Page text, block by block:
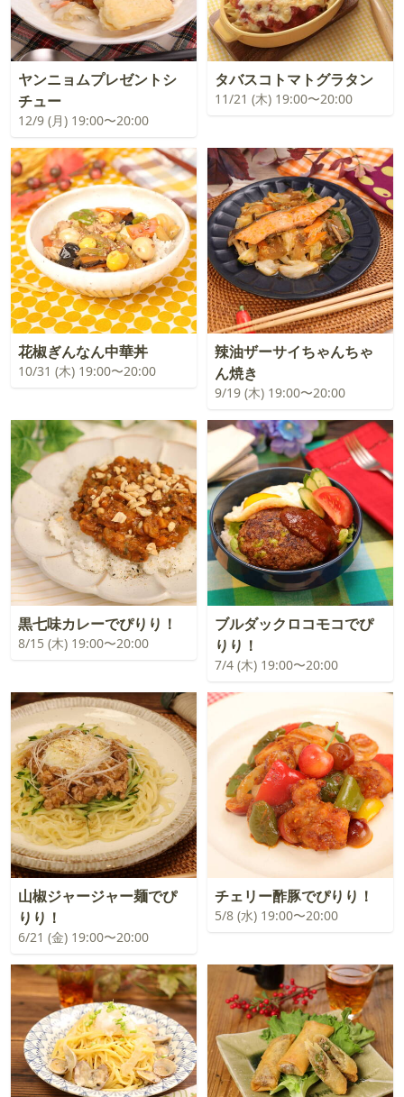
ヤンニョムプレゼントシ
チュー
12/9 (月) 19:00〜20:00
タバスコトマトグラタン
11/21 (木) 19:00〜20:00
花椒ぎんなん中華丼
10/31 (木) 19:00〜20:00
辣油ザーサイちゃんちゃ
ん焼き
9/19 (木) 19:00〜20:00
黒七味カレーでぴりり！
8/15 (木) 19:00〜20:00
ブルダックロコモコでぴ
りり！
7/4 (木) 19:00〜20:00
山椒ジャージャー麺でぴ
りり！
6/21 (金) 19:00〜20:00
チェリー酢豚でぴりり！
5/8 (水) 19:00〜20:00